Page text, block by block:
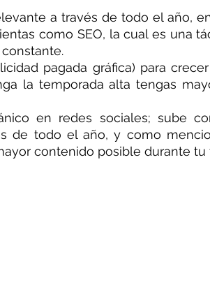
a través de todo el año,
como SEO, la cual es una
pagada gráfica) para
la temporada alta tengas
en redes sociales; sube
de todo el año, y como
contenido posible durante tu